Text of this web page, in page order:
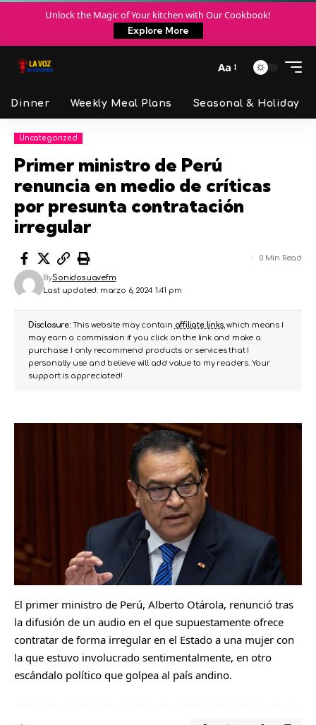
Unlock the Magic of Your kitchen with Our Cookbook!
Explore More
Aa
Dinner Weekly Meal Plans Seasonal & Holiday
Uncategorized
Primer ministro de Perú
renuncia en medio de críticas
por presunta contratación
irregular
Last updated: marzo 6, 2024 1:41 pm
BySonidosuavefm
0 Min Read
Disclosure:This website may contain affiliate links, which means I
may earn a commission if you click on the link and make a
purchase. I only recommend products or services that I
personally use and believe will add value to my readers. Your
support is appreciated!
El primer ministro de Perú, Alberto Otárola, renunció tras
la difusión de un audio en el que supuestamente ofrece
contratar de forma irregular en el Estado a una mujer con
la que estuvo involucrado sentimentalmente, en otro
escándalo político que golpea al país andino.